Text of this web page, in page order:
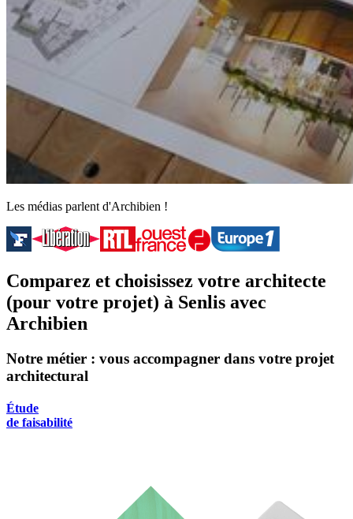
Les médias parlent d'Archibien !
Comparez et choisissez votre architecte
(pour votre projet) à Senlis avec
Archibien
Notre métier : vous accompagner dans votre projet
architectural
Étude
de faisabilité